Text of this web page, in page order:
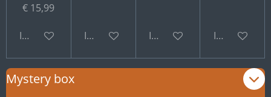
€ 15,99
In winkelwagenIn winkelwagenIn winkelwagenIn
Mystery box